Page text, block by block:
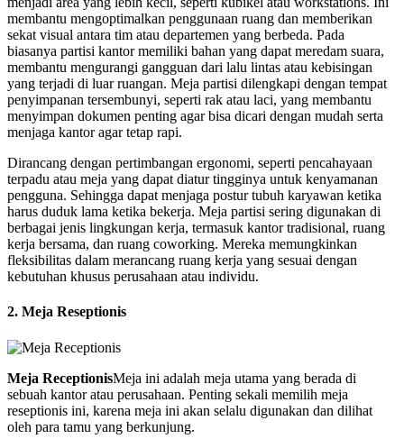
membantu mengoptimalkan penggunaan ruang dan memberikan
sekat visual antara tim atau departemen yang berbeda. Pada
biasanya partisi kantor memiliki bahan yang dapat meredam suara,
membantu mengurangi gangguan dari lalu lintas atau kebisingan
yang terjadi di luar ruangan. Meja partisi dilengkapi dengan tempat
penyimpanan tersembunyi, seperti rak atau laci, yang membantu
menyimpan dokumen penting agar bisa dicari dengan mudah serta
menjaga kantor agar tetap rapi.
Dirancang dengan pertimbangan ergonomi, seperti pencahayaan
terpadu atau meja yang dapat diatur tingginya untuk kenyamanan
pengguna. Sehingga dapat menjaga postur tubuh karyawan ketika
harus duduk lama ketika bekerja. Meja partisi sering digunakan di
berbagai jenis lingkungan kerja, termasuk kantor tradisional, ruang
kerja bersama, dan ruang coworking. Mereka memungkinkan
fleksibilitas dalam merancang ruang kerja yang sesuai dengan
kebutuhan khusus perusahaan atau individu.
2. Meja Reseptionis
Meja ReceptionisMeja ini adalah meja utama yang berada di
sebuah kantor atau perusahaan. Penting sekali memilih meja
reseptionis ini, karena meja ini akan selalu digunakan dan dilihat
oleh para tamu yang berkunjung.